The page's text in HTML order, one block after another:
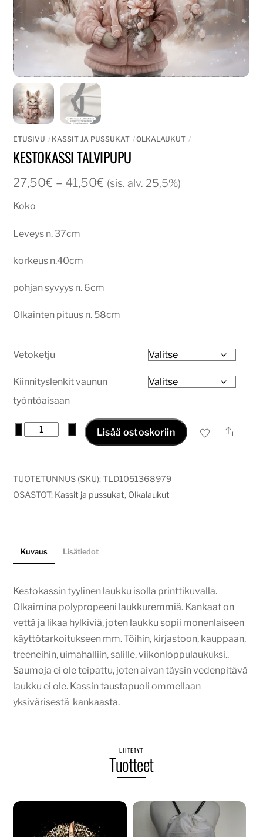
ETUSIVU KASSIT JA PUSSUKAT OLKALAUKUT
KESTOKASSI TALVIPUPU
27,50€ – 41,50€ Hintaluokka:
(sis. alv. 25,5%)
Koko
Leveys n. 37cm
korkeus n.40cm
pohjan syvyys n. 6cm
Olkainten pituus n. 58cm
Vetoketju
Kiinnityslenkit vaunun
työntöaisaan
Kestokassi
Lisää ostoskoriin Ale
TUOTETUNNUS (SKU):TLD1051368979
OSASTOT: Kassit ja pussukat, Olkalaukut
Kuvaus Lisätiedot
Kestokassin tyylinen laukku isolla printtikuvalla.
Olkaimina polypropeeni laukkuremmiä. Kankaat on
vettä ja likaa hylkiviä, joten laukku sopii monenlaiseen
käyttötarkoitukseen mm. Töihin, kirjastoon, kauppaan,
treeneihin, uimahalliin, salille, viikonloppulaukuksi..
Saumoja ei ole teipattu, joten aivan täysin vedenpitävä
laukku ei ole. Kassin taustapuoli ommellaan
yksivärisestä kankaasta.
LIITETYT
Tuotteet